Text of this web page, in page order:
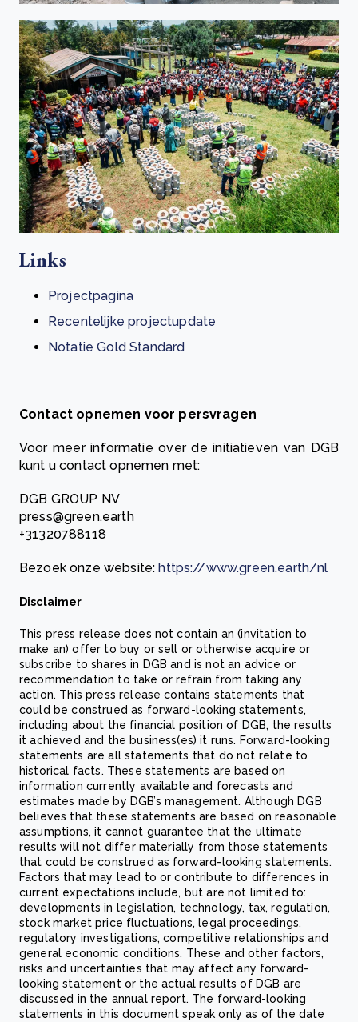
Links
Projectpagina
Recentelijke projectupdate
Notatie Gold Standard
Contact opnemen voor persvragen
Voor meer informatie over de initiatieven van DGB
kunt u contact opnemen met:
DGB GROUP NV
press@green.earth
+31320788118
Bezoek onze website: https://www.green.earth/nl
Disclaimer
This press release does not contain an (invitation to
make an) offer to buy or sell or otherwise acquire or
subscribe to shares in DGB and is not an advice or
recommendation to take or refrain from taking any
action. This press release contains statements that
could be construed as forward-looking statements,
including about the financial position of DGB, the results
it achieved and the business(es) it runs. Forward-looking
statements are all statements that do not relate to
historical facts. These statements are based on
information currently available and forecasts and
estimates made by DGB’s management. Although DGB
believes that these statements are based on reasonable
assumptions, it cannot guarantee that the ultimate
results will not differ materially from those statements
that could be construed as forward-looking statements.
Factors that may lead to or contribute to differences in
current expectations include, but are not limited to:
developments in legislation, technology, tax, regulation,
stock market price fluctuations, legal proceedings,
regulatory investigations, competitive relationships and
general economic conditions. These and other factors,
risks and uncertainties that may affect any forward-
looking statement or the actual results of DGB are
discussed in the annual report. The forward-looking
statements in this document speak only as of the date